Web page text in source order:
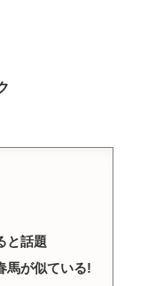
と話題
馬が似ている!